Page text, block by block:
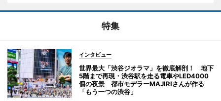
特集
インタビュー
世界最大「渋谷ジオラマ」を徹底解剖！ 地下
5階まで再現・渋谷駅を走る電車やLED4000
個の夜景 都市モデラーMAJIRIさんが作る
「もう一つの渋谷」